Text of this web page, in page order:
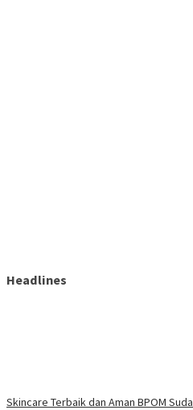
Headlines
Skincare Terbaik dan Aman BPOM